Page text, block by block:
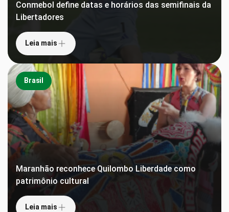
Conmebol define datas e horários das semifinais da
Libertadores
Leia mais
Brasil
Maranhão reconhece Quilombo Liberdade como
patrimônio cultural
Leia mais